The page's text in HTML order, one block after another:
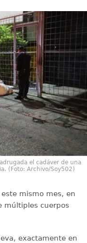
el cadáver de una
(Foto: Archivo/Soy502)
mismo mes, en
múltiples cuerpos
exactamente en